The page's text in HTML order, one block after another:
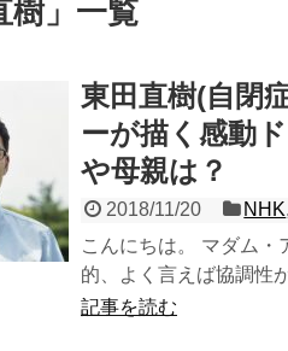
樹」 一覧
東田直樹(自閉
ーが描く感動
や母親は？
2018/11/20 NHK,
こんにちは。 マダム・
的、よく言えば協調性
記事を読む